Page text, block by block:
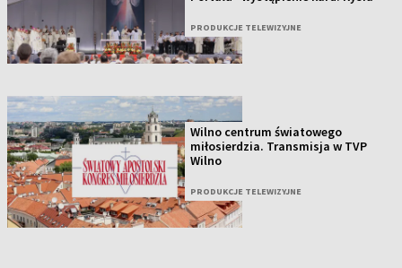
PRODUKCJE TELEWIZYJNE
Wilno centrum światowego
miłosierdzia. Transmisja w TVP
Wilno
PRODUKCJE TELEWIZYJNE